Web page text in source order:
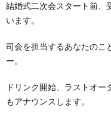
結婚式二次会スタート前、
います。
司会を担当するあなたのこ
ー。
ドリンク開始、ラストオ
もアナウンスします。